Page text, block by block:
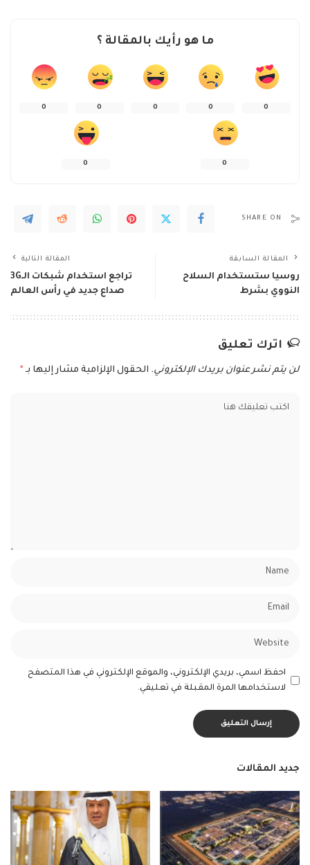
ما هو رأيك بالمقالة ؟
0
0
0
0
0
0
0
SHARE ON
المقالة السابقة
روسيا ستستخدام السلاح
النووي بشرط
المقالة التالية
تراجع استخدام شبكات الـ3G
صداع جديد في رأس العالم
اترك تعليق
لن يتم نشر عنوان بريدك الإلكتروني. الحقول الإلزامية مشار إليها بـ *
احفظ اسمي، بريدي الإلكتروني، والموقع الإلكتروني في هذا المتصفح
لاستخدامها المرة المقبلة في تعليقي.
جديد المقالات